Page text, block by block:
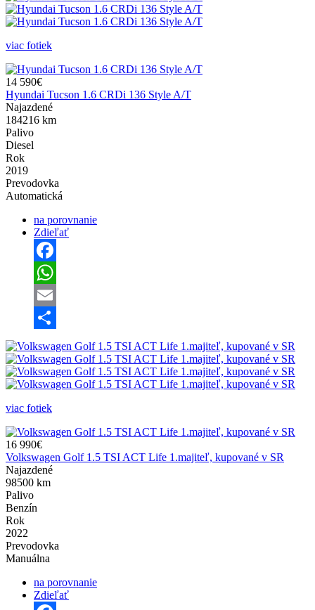
viac fotiek
14 590€
Hyundai Tucson 1.6 CRDi 136 Style A/T
Najazdené
184216 km
Palivo
Diesel
Rok
2019
Prevodovka
Automatická
na porovnanie
Zdieľať
Facebook
WhatsApp
Email
Share
viac fotiek
16 990€
Volkswagen Golf 1.5 TSI ACT Life 1.majiteľ, kupované v SR
Najazdené
98500 km
Palivo
Benzín
Rok
2022
Prevodovka
Manuálna
na porovnanie
Zdieľať